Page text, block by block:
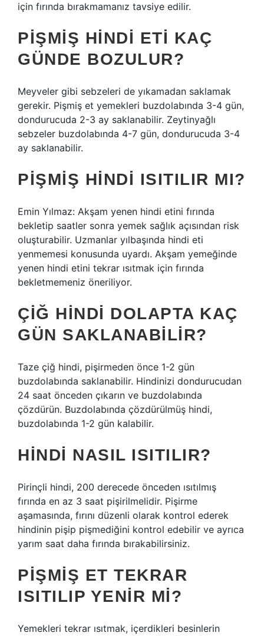
için fırında bırakmamanız tavsiye edilir.
PIŞMIŞ HINDI ETI KAÇ
GÜNDE BOZULUR?
Meyveler gibi sebzeleri de yıkamadan saklamak
gerekir. Pişmiş et yemekleri buzdolabında 3-4 gün,
dondurucuda 2-3 ay saklanabilir. Zeytinyağlı
sebzeler buzdolabında 4-7 gün, dondurucuda 3-4
ay saklanabilir.
PIŞMIŞ HINDI ISITILIR MI?
Emin Yılmaz: Akşam yenen hindi etini fırında
bekletip saatler sonra yemek sağlık açısından risk
oluşturabilir. Uzmanlar yılbaşında hindi eti
yenmemesi konusunda uyardı. Akşam yemeğinde
yenen hindi etini tekrar ısıtmak için fırında
bekletmemeniz öneriliyor.
ÇIĞ HINDI DOLAPTA KAÇ
GÜN SAKLANABILIR?
Taze çiğ hindi, pişirmeden önce 1-2 gün
buzdolabında saklanabilir. Hindinizi dondurucudan
24 saat önceden çıkarın ve buzdolabında
çözdürün. Buzdolabında çözdürülmüş hindi,
buzdolabında 1-2 gün kalabilir.
HINDI NASIL ISITILIR?
Pirinçli hindi, 200 derecede önceden ısıtılmış
fırında en az 3 saat pişirilmelidir. Pişirme
aşamasında, fırını düzenli olarak kontrol ederek
hindinin pişip pişmediğini kontrol edebilir ve ayrıca
yarım saat daha fırında bırakabilirsiniz.
PIŞMIŞ ET TEKRAR
ISITILIP YENIR MI?
Yemekleri tekrar ısıtmak, içerdikleri besinlerin